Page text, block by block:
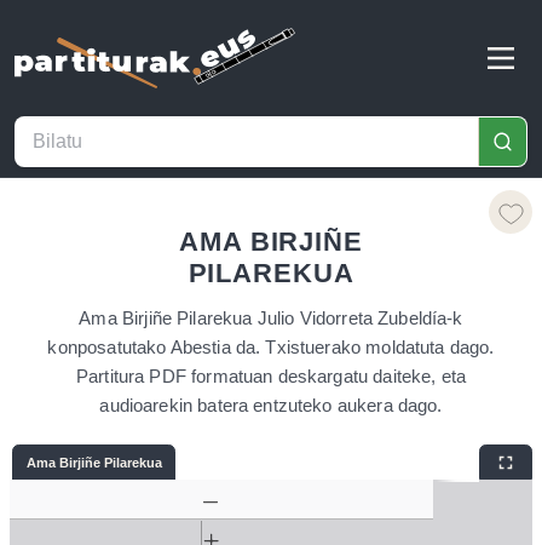
AMA BIRJIÑE
PILAREKUA
Ama Birjiñe Pilarekua Julio Vidorreta Zubeldía-k
konposatutako Abestia da. Txistuerako moldatuta dago.
Partitura PDF formatuan deskargatu daiteke, eta
audioarekin batera entzuteko aukera dago.
Ama Birjiñe Pilarekua